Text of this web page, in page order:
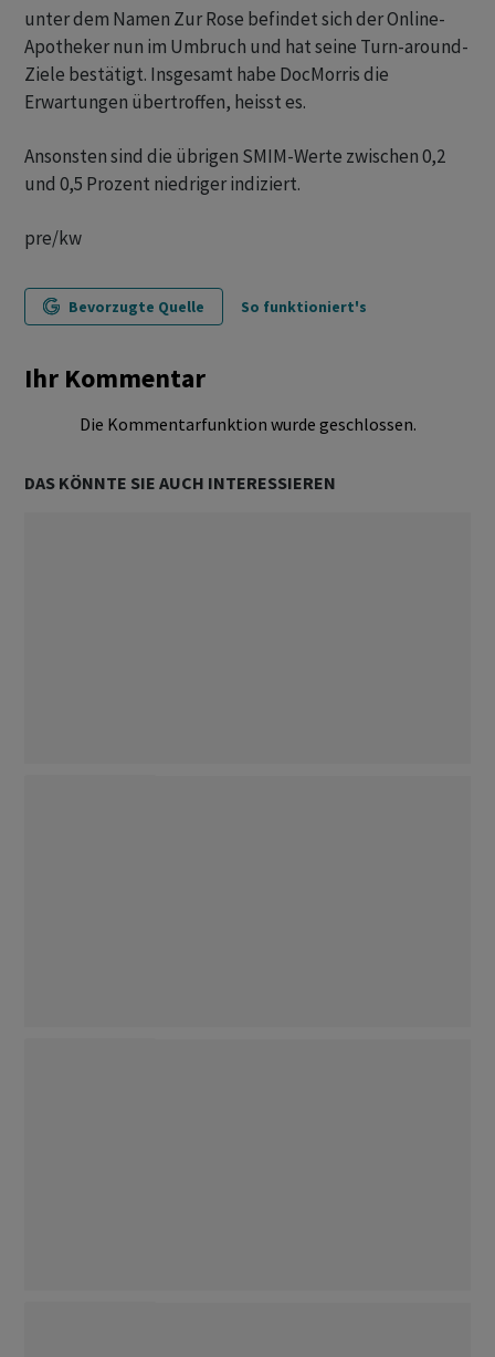
unter dem Namen Zur Rose befindet sich der Online-
Apotheker nun im Umbruch und hat seine Turn-around-
Ziele bestätigt. Insgesamt habe DocMorris die
Erwartungen übertroffen, heisst es.
Ansonsten sind die übrigen SMIM-Werte zwischen 0,2
und 0,5 Prozent niedriger indiziert.
pre/kw
Bevorzugte Quelle So funktioniert's
Ihr Kommentar
Die Kommentarfunktion wurde geschlossen.
DAS KÖNNTE SIE AUCH INTERESSIEREN